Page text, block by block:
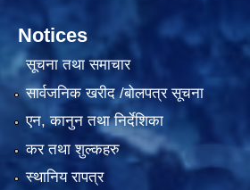
Notices
सूचना तथा समाचार
सार्वजनिक खरीद /बोलपत्र सूचना
एन, कानुन तथा निर्देशिका
कर तथा शुल्कहरु
स्थानिय रापत्र